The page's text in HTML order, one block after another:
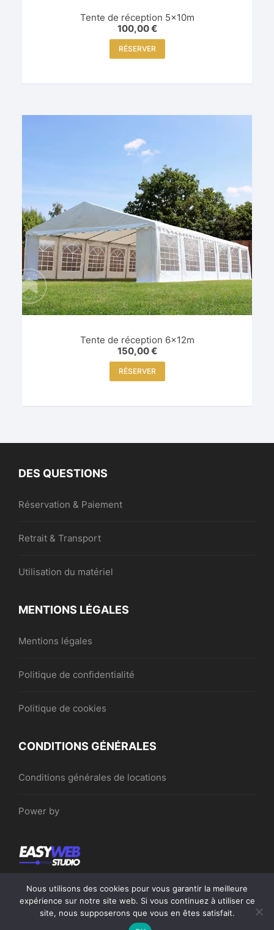
Tente de réception 5x10m
100,00€
RÉSERVER
Tente de réception 6x12m
150,00€
RÉSERVER
DES QUESTIONS
Réservation & Paiement
Retrait & Transport
Utilisation du matériel
MENTIONS LÉGALES
Mentions légales
Politique de confidentialité
Politique de cookies
CONDITIONS GÉNÉRALES
Conditions générales de locations
Power by
Nous utilisons des cookies pour vous garantir la meilleure
expérience sur notre site web. Si vous continuez à utiliser ce
site, nous supposerons que vous en êtes satisfait.